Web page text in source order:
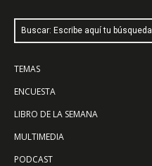
Buscar: Escribe aquí tu búsqueda
TEMAS
ENCUESTA
LIBRO DE LA SEMANA
MULTIMEDIA
PODCAST